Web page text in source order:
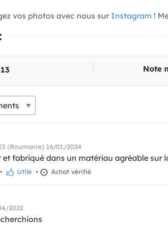
vos photos avec nous sur Instagram !
Note
(Roumanie) 16/01/2024
et fabriqué dans un matériau agréable sur
• Utile • Achat vérifié
2022